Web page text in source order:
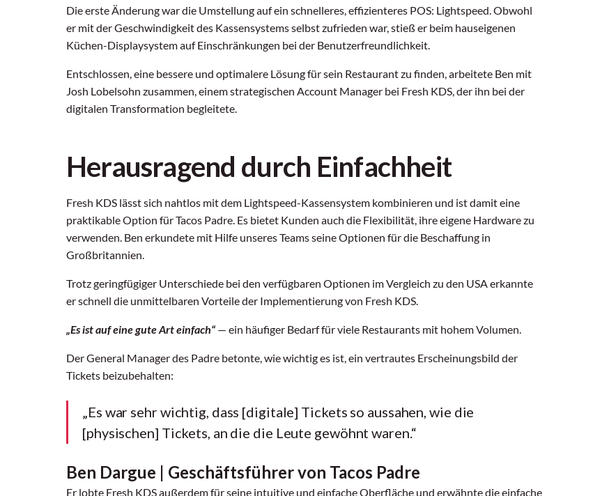
Die erste Änderung war die Umstellung auf ein schnelleres, effizienteres POS: Lightspeed. Obwohl
er mit der Geschwindigkeit des Kassensystems selbst zufrieden war, stieß er beim hauseigenen
Küchen-Displaysystem auf Einschränkungen bei der Benutzerfreundlichkeit.
Entschlossen, eine bessere und optimalere Lösung für sein Restaurant zu finden, arbeitete Ben mit
Josh Lobelsohn zusammen, einem strategischen Account Manager bei Fresh KDS, der ihn bei der
digitalen Transformation begleitete.
Herausragend durch Einfachheit
Fresh KDS lässt sich nahtlos mit dem Lightspeed-Kassensystem kombinieren und ist damit eine
praktikable Option für Tacos Padre. Es bietet Kunden auch die Flexibilität, ihre eigene Hardware zu
verwenden. Ben erkundete mit Hilfe unseres Teams seine Optionen für die Beschaffung in
Großbritannien.
Trotz geringfügiger Unterschiede bei den verfügbaren Optionen im Vergleich zu den USA erkannte
er schnell die unmittelbaren Vorteile der Implementierung von Fresh KDS.
„Es ist auf eine gute Art einfach“— ein häufiger Bedarf für viele Restaurants mit hohem Volumen.
Der General Manager des Padre betonte, wie wichtig es ist, ein vertrautes Erscheinungsbild der
Tickets beizubehalten:
„Es war sehr wichtig, dass [digitale] Tickets so aussahen, wie die
[physischen] Tickets, an die die Leute gewöhnt waren.“
Ben Dargue | Geschäftsführer von Tacos Padre
Er lobte Fresh KDS außerdem für seine intuitive und einfache Oberfläche und erwähnte die einfache